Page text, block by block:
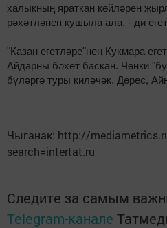
халыкның яраткан көйләрен
рәхәтләнеп кушыла ала, - ди
"Казан егетләре"нең Кукмара
Айдарны бәхет баскан. Чөнки
бүләргә туры киләчәк. Дөрес,
Чыганак: http://
search=intertat.ru
Следите за самым
Telegram-канале